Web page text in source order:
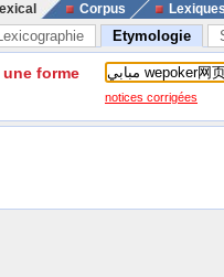
Corpus
Etymologie
une forme
notices corrigées